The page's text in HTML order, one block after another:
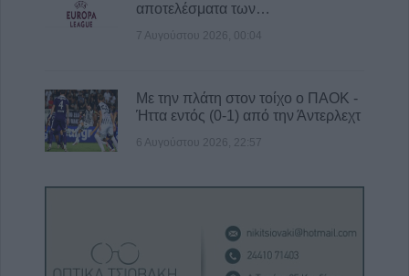
αποτελέσματα των…
7 Αυγούστου 2026, 00:04
Με την πλάτη στον τοίχο ο ΠΑΟΚ -
Ήττα εντός (0-1) από την Άντερλεχτ
6 Αυγούστου 2026, 22:57